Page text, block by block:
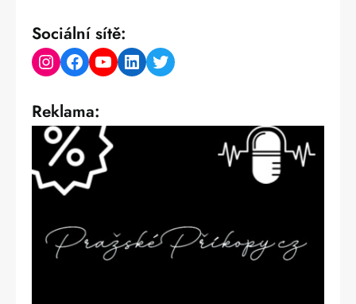
Sociální sítě:
Instagram Facebook YouTube LinkedIn Twitter
Reklama: